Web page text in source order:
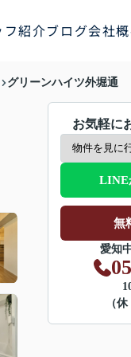
紹介ブログ会社
グリーンハイツ外堀通
お気軽に
LINE
無
愛知
（